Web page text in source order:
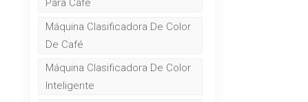
Para Café
Máquina Clasificadora De Color
De Café
Máquina Clasificadora De Color
Inteligente